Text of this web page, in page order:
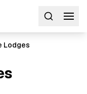
Lodges